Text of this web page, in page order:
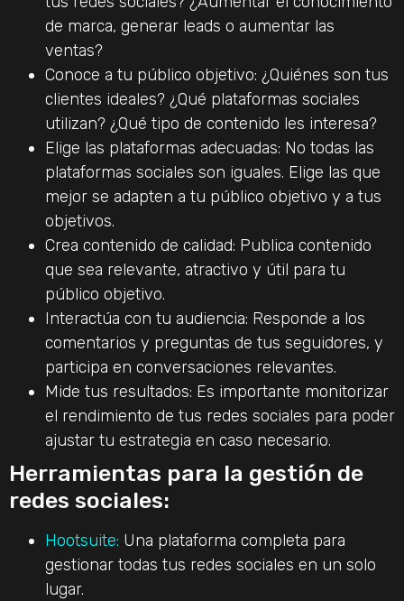
de marca, generar leads o aumentar las
ventas?
Conoce a tu público objetivo: ¿Quiénes son tus
clientes ideales? ¿Qué plataformas sociales
utilizan? ¿Qué tipo de contenido les interesa?
Elige las plataformas adecuadas: No todas las
plataformas sociales son iguales. Elige las que
mejor se adapten a tu público objetivo y a tus
objetivos.
Crea contenido de calidad: Publica contenido
que sea relevante, atractivo y útil para tu
público objetivo.
Interactúa con tu audiencia: Responde a los
comentarios y preguntas de tus seguidores, y
participa en conversaciones relevantes.
Mide tus resultados: Es importante monitorizar
el rendimiento de tus redes sociales para poder
ajustar tu estrategia en caso necesario.
Herramientas para la gestión de
redes sociales:
Hootsuite: Una plataforma completa para
gestionar todas tus redes sociales en un solo
lugar.